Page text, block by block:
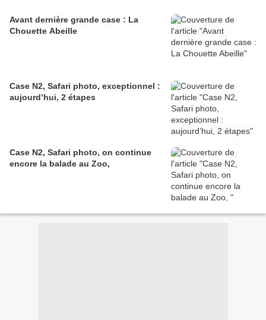
Avant dernière grande case : La
Chouette Abeille
Case N2, Safari photo, exceptionnel :
aujourd’hui, 2 étapes
Case N2, Safari photo, on continue
encore la balade au Zoo,